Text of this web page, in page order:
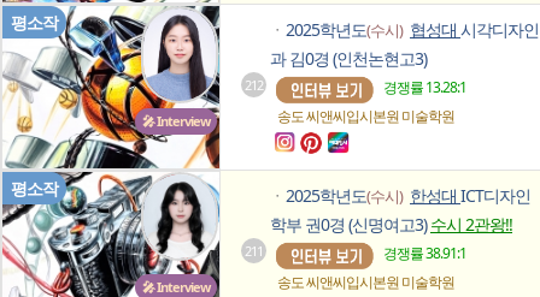
🎤 Interview
평소작
212
ㆍ 2025학년도(수시) 협성대 시각디자인
과 김0경 (인천논현고3)
경쟁률 13.28:1
송도 씨앤씨입시본원미술학원
🎤 Interview
평소작
211
ㆍ 2025학년도(수시) 한성대 ICT디자인
학부 권0경 (신명여고3)수시 2관왕!!
경쟁률 38.91:1
송도 씨앤씨입시본원미술학원